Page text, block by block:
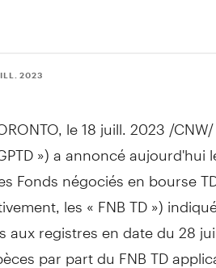
2023
, le 18 juill. 2023 /
») a annoncé
Fonds négociés en bourse
les « FNB TD »)
aux registres en date du 28
par part du FNB TD